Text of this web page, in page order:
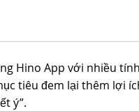
Hino App với nhiều
tiêu đem lại thêm lợi
ý”.